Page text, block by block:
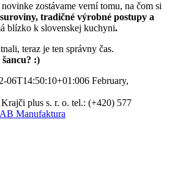
zostávame verní tomu, na čom si
tradičné výrobné postupy a
blízko k slovenskej kuchyni.
teraz je ten správny čas.
:)
06T14:50:10+01:006 February,
plus s. r. o. tel.: (+420) 577
AB Manufaktura